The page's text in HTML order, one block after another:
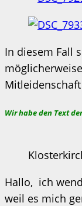
In diesem Fall
Wir habe den Text
Hallo, ich
weil es mich